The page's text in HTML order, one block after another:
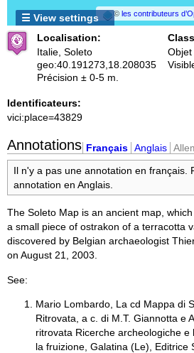
©les contributeurs
☰ View settings
Localisation:
Italie, Soleto
geo:40.191273,18.208035
Précision ± 0-5 m.
Objet
Identificateurs:
vici:place=43829
Annotations Français Anglais
Il n'y a pas une annotation en français.
annotation en Anglais.
The Soleto Map is an ancient map,
a small piece of ostrakon of a terracotta
discovered by Belgian archaeologist
on August 21, 2003.
See:
Mario Lombardo, La cd Mappa di
Ritrovata, a c. di M.T. Giannotta e
ritrovata Ricerche archeologiche e
la fruizione, Galatina (Le), Editrice